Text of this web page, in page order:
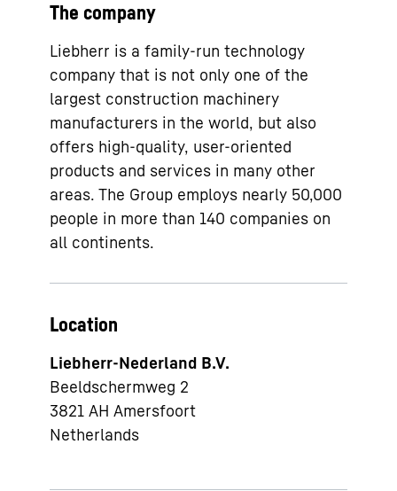
The company
Liebherr is a family-run technology
company that is not only one of the
largest construction machinery
manufacturers in the world, but also
offers high-quality, user-oriented
products and services in many other
areas. The Group employs nearly 50,000
people in more than 140 companies on
all continents.
Location
Liebherr-Nederland B.V.
Beeldschermweg 2
3821 AH Amersfoort
Netherlands